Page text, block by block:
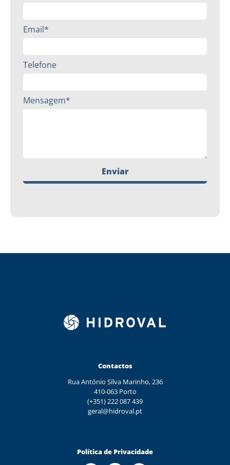
Email*
Telefone
Mensagem*
Enviar
Contactos
Rua António Silva Marinho, 236
410-063 Porto
(+351) 222 087 439
geral@hidroval.pt
Política de Privacidade